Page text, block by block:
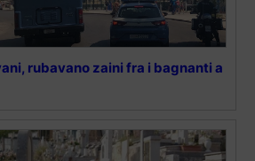
rubavano zaini fra i bagnanti a